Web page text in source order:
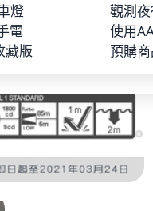
鋰電池_充電
其他手電
燈
觀測
電
使用
藏版
預購